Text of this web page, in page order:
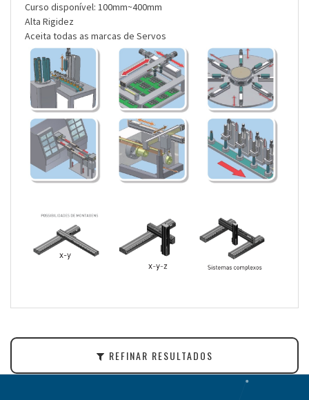
Curso disponível: 100mm~400mm
Alta Rigidez
Aceita todas as marcas de Servos
REFINAR RESULTADOS